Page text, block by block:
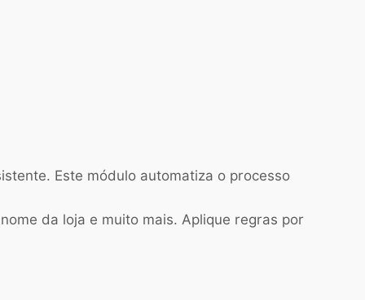
Este módulo automatiza o processo
da loja e muito mais. Aplique regras por